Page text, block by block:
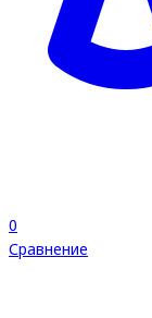
0
Сравнение